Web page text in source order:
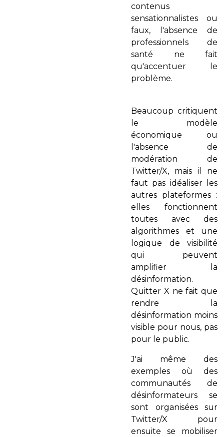
contenus
sensationnalistes ou
faux, l'absence de
professionnels de
santé ne fait
qu'accentuer le
problème.
Beaucoup critiquent
le modèle
économique ou
l'absence de
modération de
Twitter/X, mais il ne
faut pas idéaliser les
autres plateformes :
elles fonctionnent
toutes avec des
algorithmes et une
logique de visibilité
qui peuvent
amplifier la
désinformation.
Quitter X ne fait que
rendre la
désinformation moins
visible pour nous, pas
pour le public.
J'ai même des
exemples où des
communautés de
désinformateurs se
sont organisées sur
Twitter/X pour
ensuite se mobiliser